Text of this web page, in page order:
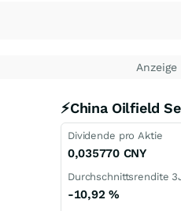
Anzeige
⚡China Oilfield
Dividende pro Aktie
0,035770 CNY
Durchschnittsrendite
-10,92 %